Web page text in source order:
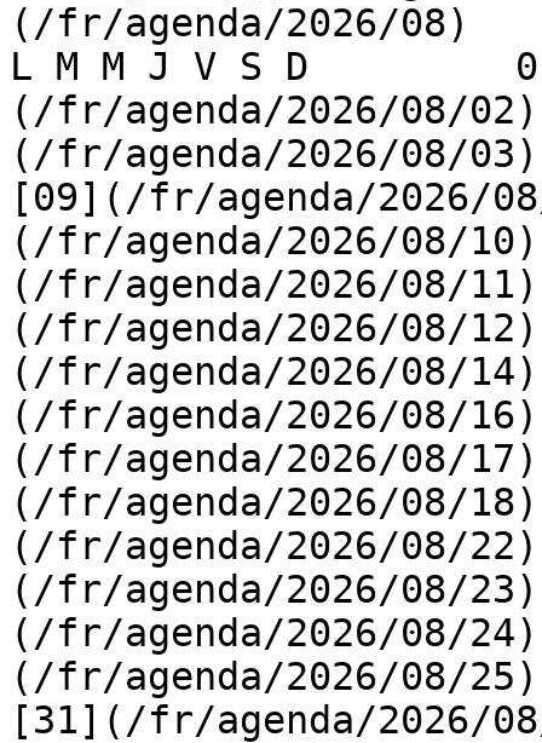
(/fr/agenda/2026/08)
L M M J V S D
(/fr/agenda/2026/08/
(/fr/agenda/2026/08/
[09](/fr/agenda/2026/
(/fr/agenda/2026/08/
(/fr/agenda/2026/08/
(/fr/agenda/2026/08/
(/fr/agenda/2026/08/
(/fr/agenda/2026/08/
(/fr/agenda/2026/08/
(/fr/agenda/2026/08/
(/fr/agenda/2026/08/
(/fr/agenda/2026/08/
(/fr/agenda/2026/08/
(/fr/agenda/2026/08/
[31](/fr/agenda/